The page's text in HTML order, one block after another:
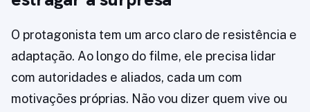
O protagonista tem um arco claro de resistência e
adaptação. Ao longo do filme, ele precisa lidar
com autoridades e aliados, cada um com
motivações próprias. Não vou dizer quem vive ou